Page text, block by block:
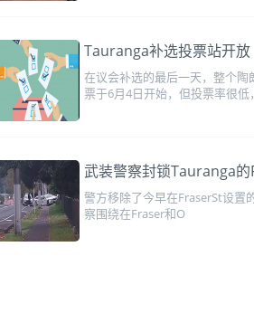
Tauranga补选投票站开放
在议会补选的最后一天，整个
票于6月4日开始，但投票率很低
武装警察封锁Tauranga
警方移除了今早在FraserSt设置
察围绕在Fraser和O